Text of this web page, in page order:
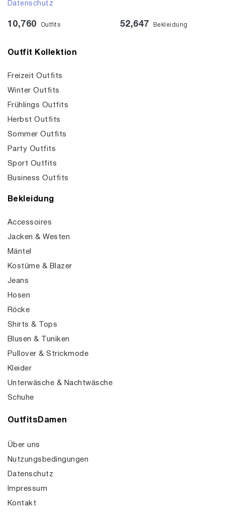
Datenschutz
10,760 Outfits 52,647 Bekleidung
Outfit Kollektion
Freizeit Outfits
Winter Outfits
Frühlings Outfits
Herbst Outfits
Sommer Outfits
Party Outfits
Sport Outfits
Business Outfits
Bekleidung
Accessoires
Jacken & Westen
Mäntel
Kostüme & Blazer
Jeans
Hosen
Röcke
Shirts & Tops
Blusen & Tuniken
Pullover & Strickmode
Kleider
Unterwäsche & Nachtwäsche
Schuhe
OutfitsDamen
Über uns
Nutzungsbedingungen
Datenschutz
Impressum
Kontakt